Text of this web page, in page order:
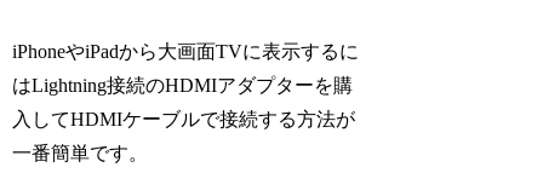
iPhoneやiPadから大画面TVに表示するに
はLightning接続のHDMIアダプターを購
入してHDMIケーブルで接続する方法が
一番簡単です。